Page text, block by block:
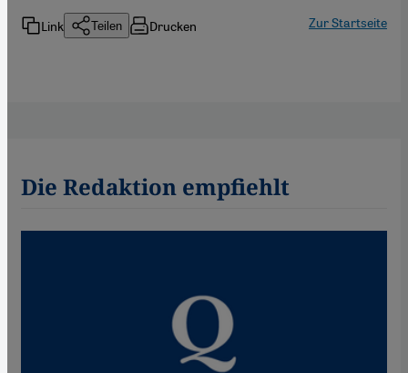
Link Teilen Drucken Zur Startseite
Die Redaktion empfiehlt